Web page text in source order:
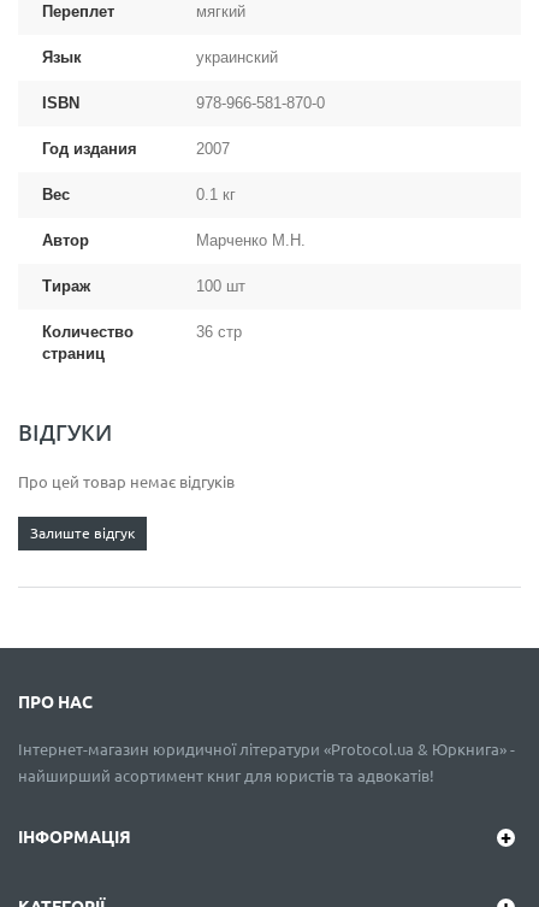
Переплет мягкий
Язык украинский
ISBN 978-966-581-870-0
Год издания 2007
Вес 0.1 кг
Автор Марченко М.Н.
Тираж 100 шт
Количество
страниц
36 стр
ВІДГУКИ
Про цей товар немає відгуків
Залиште відгук
ПРО НАС
Інтернет-магазин юридичної літератури «Protocol.ua & Юркнига» -
найширший асортимент книг для юристів та адвокатів!
ІНФОРМАЦІЯ